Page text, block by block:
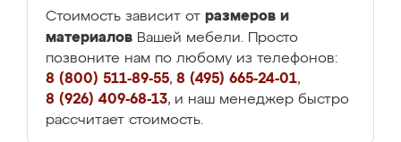
Стоимость зависит от размеров и
материалов Вашей мебели. Просто
позвоните нам по любому из телефонов:
8 (800) 511-89-55, 8 (495) 665-24-01,
8 (926) 409-68-13, и наш менеджер быстро
рассчитает стоимость.